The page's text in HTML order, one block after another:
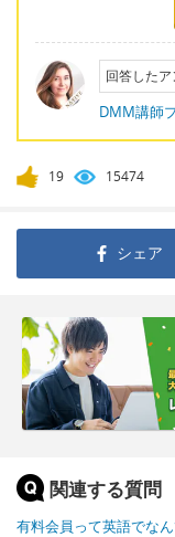
回答したア
DMM講師
19 15474
シェア
関連する質問
有料会員って英語でな